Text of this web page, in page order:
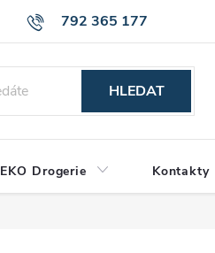
792 365 177
Reklamační řád Hodnocení obchodu
HLEDAT
EKO Drogerie Kontakty